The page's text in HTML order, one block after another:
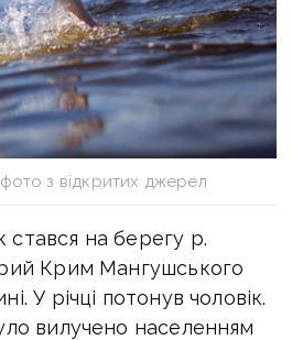
з відкритих джерел
на берегу р.
Крим Мангушського
У річці потонув чоловік.
вилучено населенням